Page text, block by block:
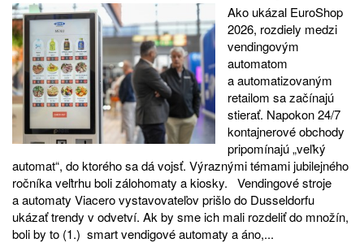
Ako ukázal EuroShop
2026, rozdiely medzi
vendingovým
automatom
a automatizovaným
retailom sa začínajú
stierať. Napokon 24/7
kontajnerové obchody
pripomínajú „veľký
automat“, do ktorého sa dá vojsť. Výraznými témami jubilejného
ročníka veľtrhu boli zálohomaty a kiosky. Vendingové stroje
a automaty Viacero vystavovateľov prišlo do Dusseldorfu
ukázať trendy v odvetví. Ak by sme ich mali rozdeliť do množín,
boli by to (1.) smart vendigové automaty a áno,...